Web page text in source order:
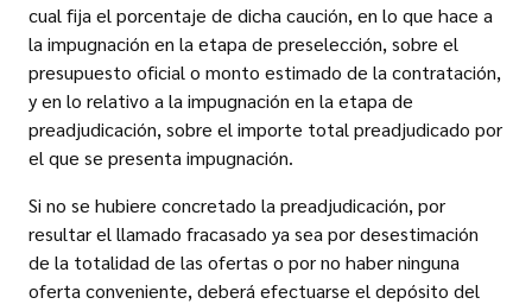
cual fija el porcentaje de dicha caución, en lo que hace a
la impugnación en la etapa de preselección, sobre el
presupuesto oficial o monto estimado de la contratación,
y en lo relativo a la impugnación en la etapa de
preadjudicación, sobre el importe total preadjudicado por
el que se presenta impugnación.
Si no se hubiere concretado la preadjudicación, por
resultar el llamado fracasado ya sea por desestimación
de la totalidad de las ofertas o por no haber ninguna
oferta conveniente, deberá efectuarse el depósito del